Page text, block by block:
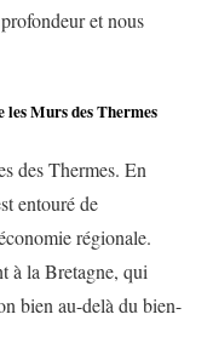
et nous
les Murs des Thermes
des Thermes. En
entouré de
régionale.
à la Bretagne, qui
bien au-delà du bien-